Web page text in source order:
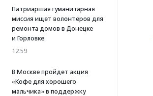
Патриаршая гуманитарная
миссия ищет волонтеров для
ремонта домов в Донецке
и Горловке
12:59
В Москве пройдет акция
«Кофе для хорошего
мальчика» в поддержку